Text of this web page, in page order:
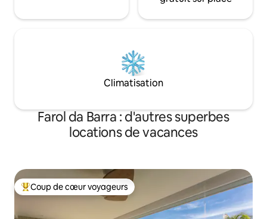
Climatisation
Farol da Barra : d'autres superbes
locations de vacances
Coups de cœur voyageurs les plus appréciés
Coup de cœur voyageurs